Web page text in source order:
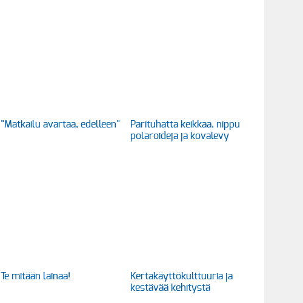
"Matkailu avartaa, edelleen"
Parituhatta keikkaa, nippu
polaroideja ja kovalevy
Te mitään lainaa!
Kertakäyttökulttuuria ja
kestävää kehitystä